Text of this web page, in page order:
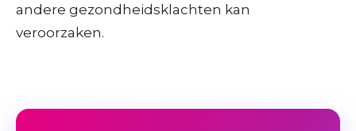
andere gezondheidsklachten kan
veroorzaken.